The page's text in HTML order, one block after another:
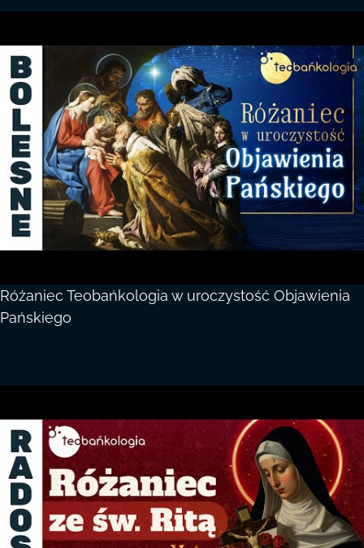
Różaniec Teobańkologia w uroczystość Objawienia
Pańskiego